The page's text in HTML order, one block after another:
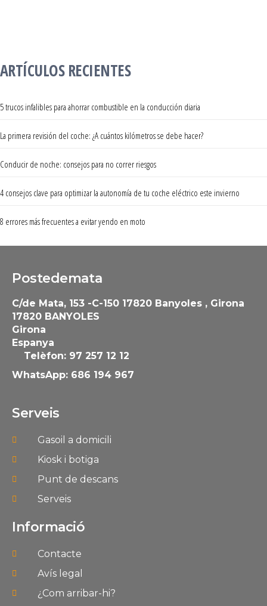
ARTÍCULOS RECIENTES
5 trucos infalibles para ahorrar combustible en la conducción diaria
La primera revisión del coche: ¿A cuántos kilómetros se debe hacer?
Conducir de noche: consejos para no correr riesgos
4 consejos clave para optimizar la autonomía de tu coche eléctrico este invierno
8 errores más frecuentes a evitar yendo en moto
Postedemata
C/de Mata, 153 -C-150 17820 Banyoles , Girona
17820 BANYOLES
Girona
Espanya
Telèfon: 97 257 12 12
WhatsApp: 686 194 967
Serveis
Gasoil a domicili
Kiosk i botiga
Punt de descans
Serveis
Informació
Contacte
Avís legal
¿Com arribar-hi?